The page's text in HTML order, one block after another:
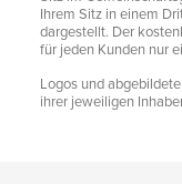
Ihrem Sitz in einem
dargestellt. Der
für jeden Kunden nur
Logos und
ihrer jeweiligen